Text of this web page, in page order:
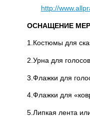
http://
ОСНАЩЕНИЕ
1.Костюмы для
2.Урна для
3.Флажки для
4.Флажки для
5.Липкая лента или